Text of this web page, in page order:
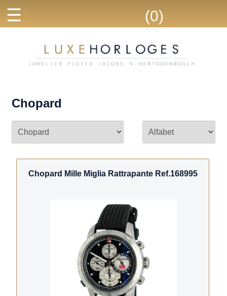
☰ (0)
Chopard
Chopard Mille Miglia Rattrapante Ref.168995